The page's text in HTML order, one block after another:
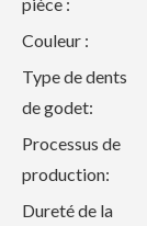
Couleur :
Type de dents
de godet:
Processus de
production:
Dureté de la